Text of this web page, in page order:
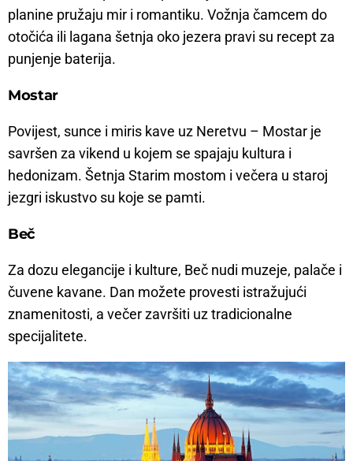
planine pružaju mir i romantiku. Vožnja čamcem do
otočića ili lagana šetnja oko jezera pravi su recept za
punjenje baterija.
Mostar
Povijest, sunce i miris kave uz Neretvu – Mostar je
savršen za vikend u kojem se spajaju kultura i
hedonizam. Šetnja Starim mostom i večera u staroj
jezgri iskustvo su koje se pamti.
Beč
Za dozu elegancije i kulture, Beč nudi muzeje, palače i
čuvene kavane. Dan možete provesti istražujući
znamenitosti, a večer završiti uz tradicionalne
specijalitete.